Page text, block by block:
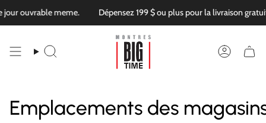
au
contenu
ouvrable meme. Dépensez 199 $ ou plus pour la livraison
Recherche Compte
Emplacements des